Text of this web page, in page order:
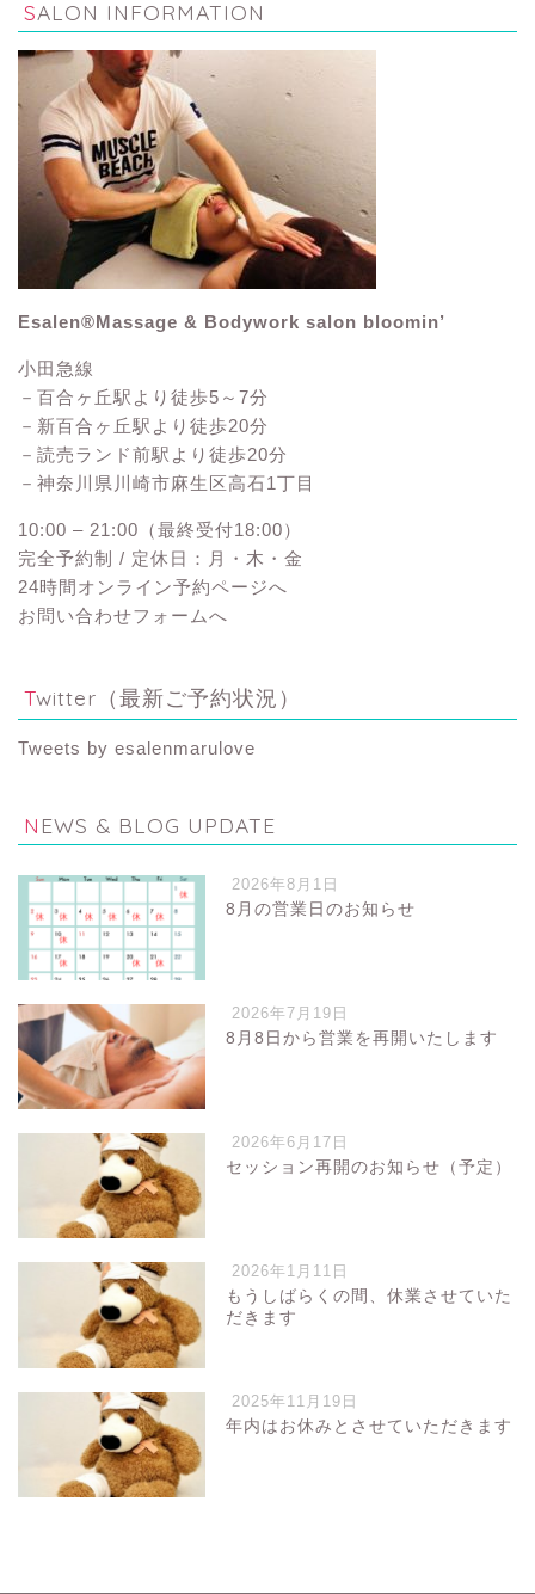
SALON INFORMATION
Esalen®Massage & Bodywork salon bloomin’
小田急線
－百合ヶ丘駅より徒歩5～7分
－新百合ヶ丘駅より徒歩20分
－読売ランド前駅より徒歩20分
－神奈川県川崎市麻生区高石1丁目
10:00 – 21:00（最終受付18:00）
完全予約制 / 定休日：月・木・金
24時間オンライン予約ページへ
お問い合わせフォームへ
Twitter（最新ご予約状況）
Tweets by esalenmarulove
NEWS & BLOG UPDATE
2026年8月1日
8月の営業日のお知らせ
2026年7月19日
8月8日から営業を再開いたします
2026年6月17日
セッション再開のお知らせ（予定）
2026年1月11日
もうしばらくの間、休業させていた
だきます
2025年11月19日
年内はお休みとさせていただきます